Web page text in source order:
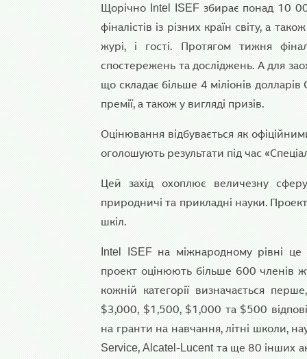
Щорічно Intel ISEF збирає понад 10
фіналістів із різних країн світу, а
журі, і гості. Протягом тижня
спостережень та досліджень. А для
що складає більше 4 міліонів
премії, а також у вигляді призів.
Оцінювання відбувається як
оголошують результати під час
Цей захід охоплює величезну
природничі та прикладні науки.
шкіл.
Intel ISEF на міжнародному рівні
проект оцінюють більше 600 членів
кожній категорії визначається
$3,000, $1,500, $1,000 та $500
на гранти на навчання, літні школи,
Service, Alcatel-Lucent та ще 80 інших